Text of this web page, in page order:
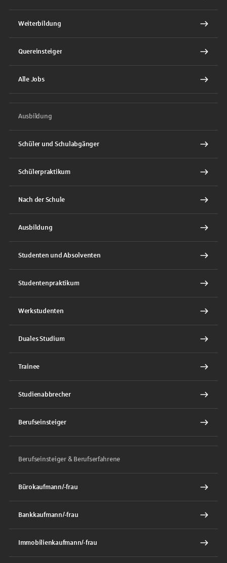
Weiterbildung
Quereinsteiger
Alle Jobs
Ausbildung
Schüler und Schulabgänger
Schülerpraktikum
Nach der Schule
Ausbildung
Studenten und Absolventen
Studentenpraktikum
Werkstudenten
Duales Studium
Trainee
Studienabbrecher
Berufseinsteiger
Berufseinsteiger & Berufserfahrene
Bürokaufmann/-frau
Bankkaufmann/-frau
Immobilienkaufmann/-frau